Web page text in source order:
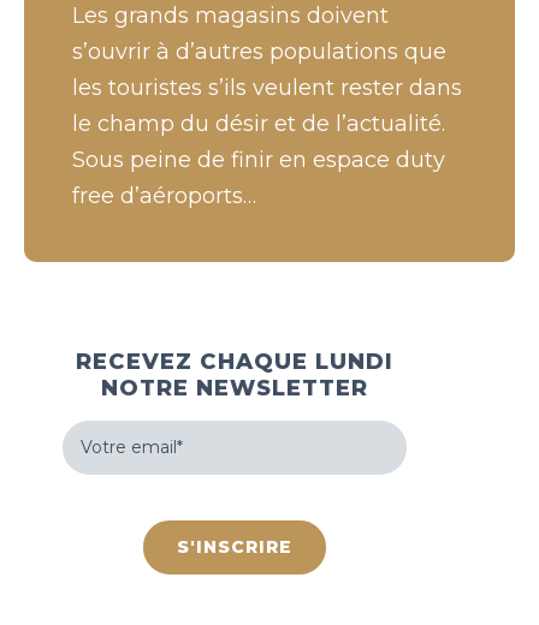
RECEVEZ CHAQUE LUNDI
NOTRE NEWSLETTER
Votre
email
(Nécessaire)
Les grands magasins doivent
s’ouvrir à d’autres populations que
les touristes s’ils veulent rester dans
le champ du désir et de l’actualité.
Sous peine de finir en espace duty
free d’aéroports…